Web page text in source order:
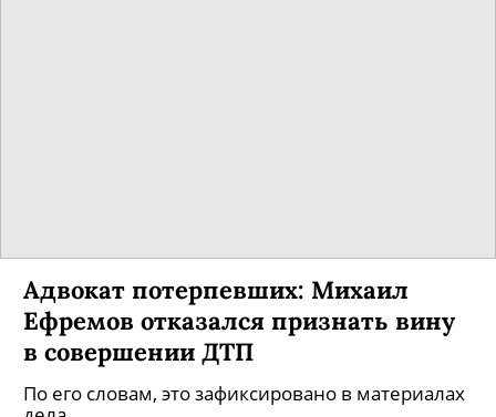
Новый сериал Константина
Богомолова «Хороший человек» о
поимке «ангарского маньяка»
выйдет в августе